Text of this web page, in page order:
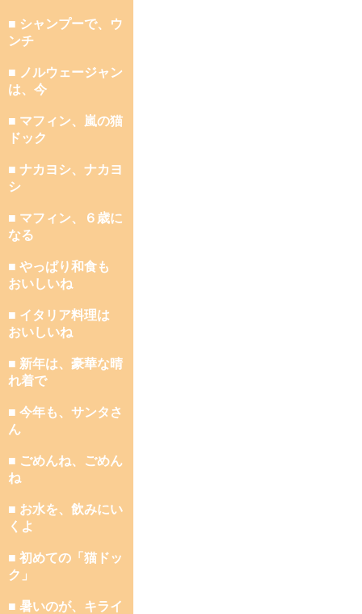
■ シャンプーで、ウ
ンチ
■ ノルウェージャン
は、今
■ マフィン、嵐の猫
ドック
■ ナカヨシ、ナカヨ
シ
■ マフィン、６歳に
なる
■ やっぱり和食も
おいしいね
■ イタリア料理は
おいしいね
■ 新年は、豪華な晴
れ着で
■ 今年も、サンタさ
ん
■ ごめんね、ごめん
ね
■ お水を、飲みにい
くよ
■ 初めての「猫ドッ
ク」
■ 暑いのが、キライ